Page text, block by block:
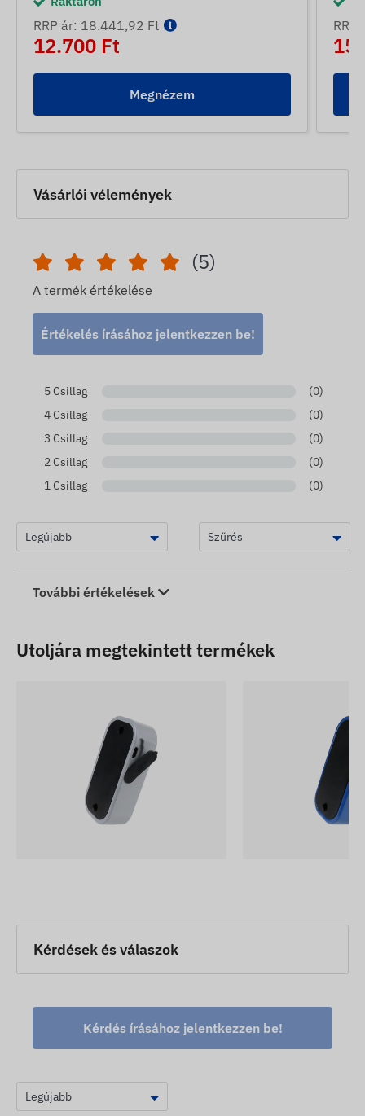
RRP ár: 18.441,92 Ft
12.700 Ft
Megnézem
Vásárlói vélemények
(5)
A termék értékelése
Értékelés írásához jelentkezzen be!
5 Csillag
(0)
4 Csillag
(0)
3 Csillag
(0)
2 Csillag
(0)
1 Csillag
(0)
További értékelések
Utoljára megtekintett termékek
Kérdések és válaszok
Kérdés írásához jelentkezzen be!